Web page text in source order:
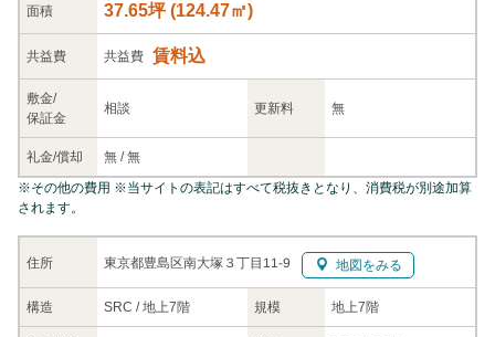
面積 37.65坪(124.47㎡)
共益費 共益費 賃料込
敷金/
保証金
相談 更新料 無
礼金/償却 無 /無
住所 東京都豊島区南大塚３丁目11-9 地図をみる
構造 SRC / 地上7階 規模 地上7階
※その他の費用 ※当サイトの表記はすべて税抜きとなり、消費税が別途加算
されます。